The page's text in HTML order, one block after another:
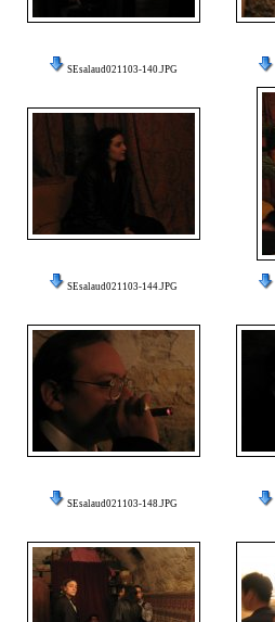
SEsalaud021103-140.JPG
SEsalaud021103-144.JPG
SEsalaud021103-148.JPG